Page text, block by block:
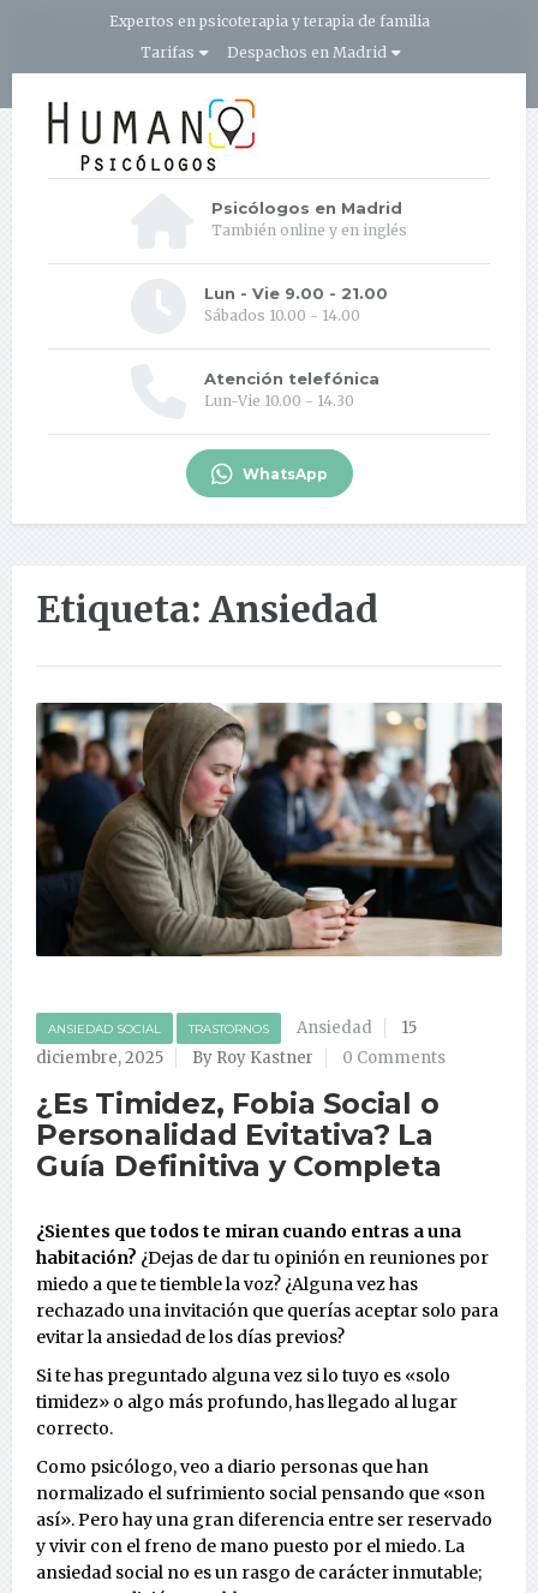
Expertos en psicoterapia y terapia de familia
Tarifas
Despachos en Madrid
Psicólogos en Madrid
También online y en inglés
Lun - Vie 9.00 - 21.00
Sábados 10.00 - 14.00
Atención telefónica
Lun-Vie 10.00 - 14.30
WhatsApp
Etiqueta: Ansiedad
ANSIEDAD SOCIAL TRASTORNOS Ansiedad
15
diciembre, 2025
By Roy Kastner 0 Comments
¿Es Timidez, Fobia Social o
Personalidad Evitativa? La
Guía Definitiva y Completa
¿Sientes que todos te miran cuando entras a una
habitación? ¿Dejas de dar tu opinión en reuniones por
miedo a que te tiemble la voz? ¿Alguna vez has
rechazado una invitación que querías aceptar solo para
evitar la ansiedad de los días previos?
Si te has preguntado alguna vez si lo tuyo es «solo
timidez» o algo más profundo, has llegado al lugar
correcto.
Como psicólogo, veo a diario personas que han
normalizado el sufrimiento social pensando que «son
así». Pero hay una gran diferencia entre ser reservado
y vivir con el freno de mano puesto por el miedo. La
ansiedad social no es un rasgo de carácter inmutable;